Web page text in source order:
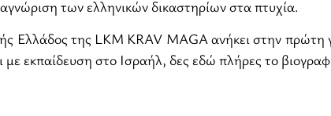
των ελληνικών δικαστηρίων στα πτυχία.
Ελλάδος της LKM KRAV MAGA ανήκει στην
εκπαίδευση στο Ισραήλ, δες εδώ πλήρες το